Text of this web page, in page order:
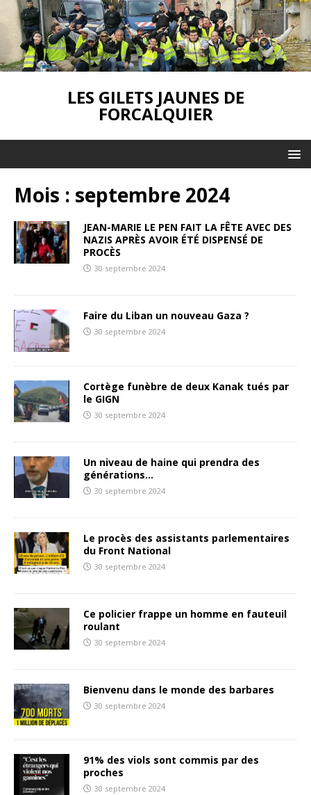
LES GILETS JAUNES DE
FORCALQUIER
Mois : septembre 2024
JEAN-MARIE LE PEN FAIT LA FÊTE AVEC DES
NAZIS APRÈS AVOIR ÉTÉ DISPENSÉ DE
PROCÈS
30 septembre 2024
Faire du Liban un nouveau Gaza ?
30 septembre 2024
Cortège funèbre de deux Kanak tués par
le GIGN
30 septembre 2024
Un niveau de haine qui prendra des
générations…
30 septembre 2024
Le procès des assistants parlementaires
du Front National
30 septembre 2024
Ce policier frappe un homme en fauteuil
roulant
30 septembre 2024
Bienvenu dans le monde des barbares
30 septembre 2024
91% des viols sont commis par des
proches
30 septembre 2024